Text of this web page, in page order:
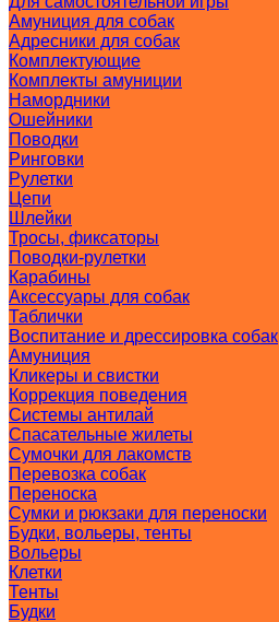
Амуниция для собак
Адресники для собак
Комплектующие
Комплекты амуниции
Намордники
Ошейники
Поводки
Ринговки
Рулетки
Цепи
Шлейки
Тросы, фиксаторы
Поводки-рулетки
Карабины
Аксессуары для собак
Таблички
Воспитание и дрессировка собак
Амуниция
Кликеры и свистки
Коррекция поведения
Системы антилай
Спасательные жилеты
Сумочки для лакомств
Перевозка собак
Переноска
Сумки и рюкзаки для переноски
Будки, вольеры, тенты
Вольеры
Клетки
Тенты
Будки